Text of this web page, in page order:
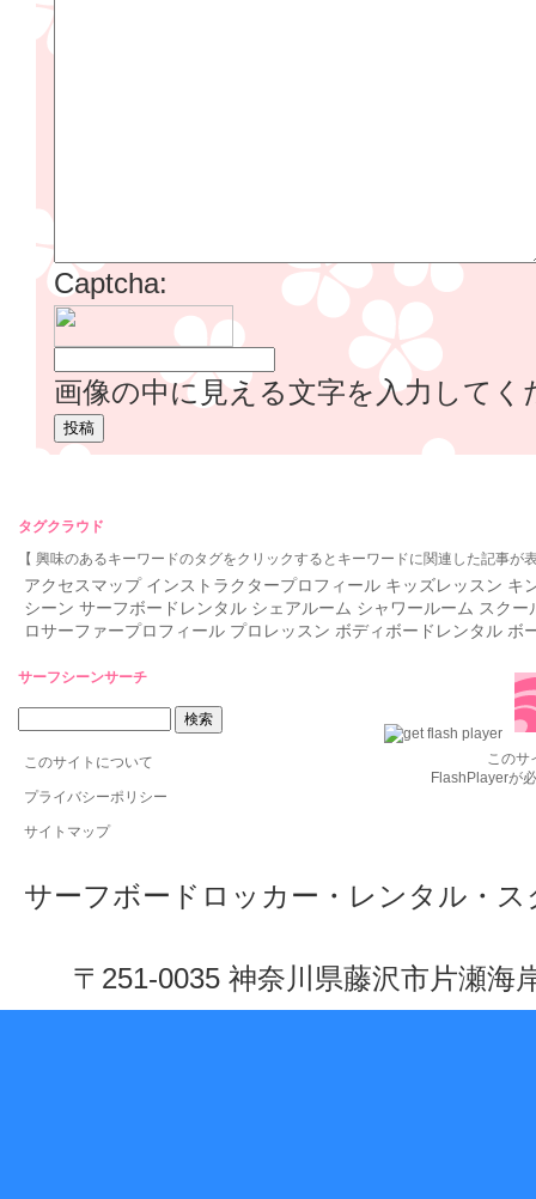
Captcha:
画像の中に見える文字を入力してく
タグクラウド
【 興味のあるキーワードのタグをクリックするとキーワードに関連した記事が
アクセスマップ インストラクタープロフィール キッズレッスン キ
シーン サーフボードレンタル シェアルーム シャワールーム スクー
ロサーファープロフィール プロレッスン ボディボードレンタル ボ
サーフシーンサーチ
このサイトについて
プライバシーポリシー
サイトマップ
この
FlashPlayerが
サーフボードロッカー・レンタル・
〒251-0035 神奈川県藤沢市片瀬海